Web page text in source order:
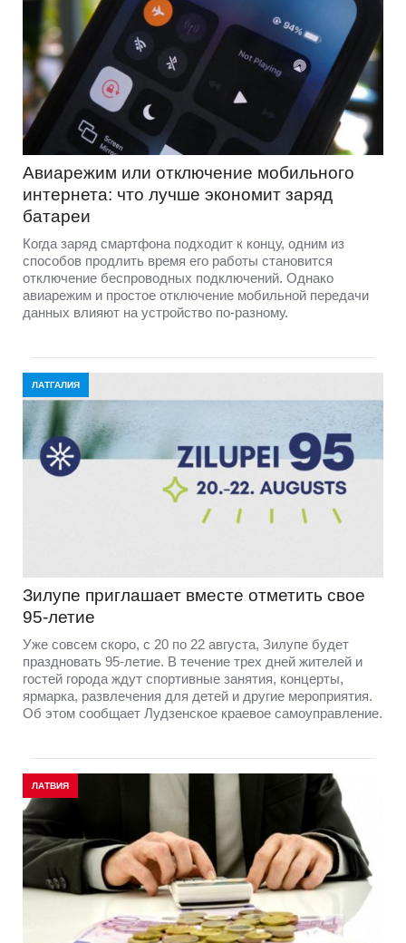
Авиарежим или отключение мобильного
интернета: что лучше экономит заряд
батареи
Когда заряд смартфона подходит к концу, одним из
способов продлить время его работы становится
отключение беспроводных подключений. Однако
авиарежим и простое отключение мобильной передачи
данных влияют на устройство по-разному.
ЛАТГАЛИЯ
Зилупе приглашает вместе отметить свое
95-летие
Уже совсем скоро, с 20 по 22 августа, Зилупе будет
праздновать 95-летие. В течение трех дней жителей и
гостей города ждут спортивные занятия, концерты,
ярмарка, развлечения для детей и другие мероприятия.
Об этом сообщает Лудзенское краевое самоуправление.
ЛАТВИЯ